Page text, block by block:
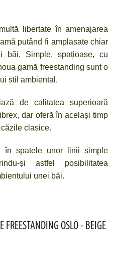
libertate în amenajarea
putând fi amplasate chiar
băi. Simple, spațioase, cu
gamă freestanding sunt o
stil ambiental.
de calitatea superioară
dar oferă în același timp
clasice.
în spatele unor linii simple
și astfel posibilitatea
unei băi.
FREESTANDING OSLO - BEIGE